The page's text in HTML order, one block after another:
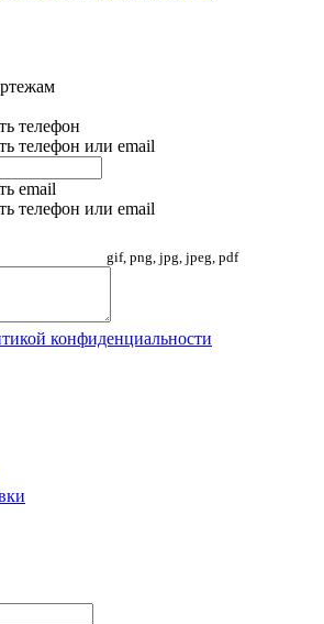
телефон
телефон или email
email
телефон или email
gif, png, jpg, jpeg, pdf
конфиденциальности